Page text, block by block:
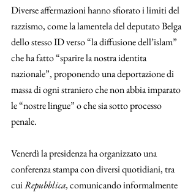
Diverse affermazioni hanno sfiorato i limiti del
razzismo, come la lamentela del deputato Belga
dello stesso ID verso “la diffusione dell’islam”
che ha fatto “sparire la nostra identita
nazionale”, proponendo una deportazione di
massa di ogni straniero che non abbia imparato
le “nostre lingue” o che sia sotto processo
penale.
Venerdì la presidenza ha organizzato una
conferenza stampa con diversi quotidiani, tra
cui Repubblica, comunicando informalmente